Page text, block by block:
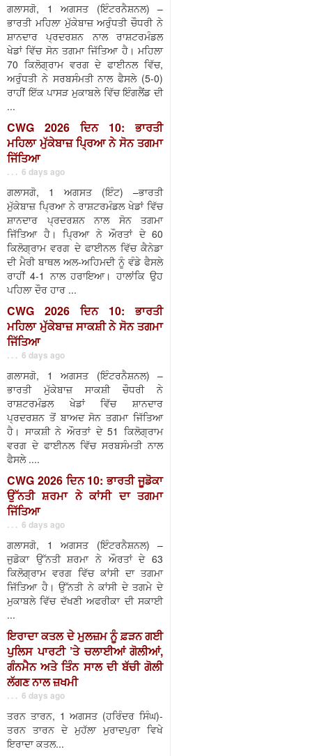
ਗਲਾਸਗੋ, 1 ਅਗਸਤ (ਇੰਟਰਨੈਸ਼ਨਲ) –
ਭਾਰਤੀ ਮਹਿਲਾ ਮੁੱਕੇਬਾਜ਼ ਅਰੁੰਧਤੀ ਚੌਧਰੀ ਨੇ
ਸ਼ਾਨਦਾਰ ਪ੍ਰਦਰਸ਼ਨ ਨਾਲ ਰਾਸ਼ਟਰਮੰਡਲ
ਖੇਡਾਂ ਵਿੱਚ ਸੋਨ ਤਗਮਾ ਜਿੱਤਿਆ ਹੈ। ਮਹਿਲਾ
70 ਕਿਲੋਗ੍ਰਾਮ ਵਰਗ ਦੇ ਫਾਈਨਲ ਵਿੱਚ,
ਅਰੁੰਧਤੀ ਨੇ ਸਰਬਸੰਮਤੀ ਨਾਲ ਫੈਸਲੇ (5-0)
ਰਾਹੀਂ ਇੱਕ ਪਾਸੜ ਮੁਕਾਬਲੇ ਵਿੱਚ ਇੰਗਲੈਂਡ ਦੀ
...
CWG 2026 ਦਿਨ 10: ਭਾਰਤੀ
ਮਹਿਲਾ ਮੁੱਕੇਬਾਜ਼ ਪ੍ਰਿਆ ਨੇ ਸੋਨ ਤਗਮਾ
ਜਿੱਤਿਆ
. . . 6 days ago
ਗਲਾਸਗੋ, 1 ਅਗਸਤ (ਇੰਟ) –ਭਾਰਤੀ
ਮੁੱਕੇਬਾਜ਼ ਪ੍ਰਿਆ ਨੇ ਰਾਸ਼ਟਰਮੰਡਲ ਖੇਡਾਂ ਵਿੱਚ
ਸ਼ਾਨਦਾਰ ਪ੍ਰਦਰਸ਼ਨ ਨਾਲ ਸੋਨ ਤਗਮਾ
ਜਿੱਤਿਆ ਹੈ। ਪ੍ਰਿਆ ਨੇ ਔਰਤਾਂ ਦੇ 60
ਕਿਲੋਗ੍ਰਾਮ ਵਰਗ ਦੇ ਫਾਈਨਲ ਵਿੱਚ ਕੈਨੇਡਾ
ਦੀ ਮੈਰੀ ਬਾਥਲ ਅਲ-ਅਹਿਮਦੀ ਨੂੰ ਵੰਡੇ ਫੈਸਲੇ
ਰਾਹੀਂ 4-1 ਨਾਲ ਹਰਾਇਆ। ਹਾਲਾਂਕਿ ਉਹ
ਪਹਿਲਾ ਦੌਰ ਹਾਰ ...
CWG 2026 ਦਿਨ 10: ਭਾਰਤੀ
ਮਹਿਲਾ ਮੁੱਕੇਬਾਜ਼ ਸਾਕਸ਼ੀ ਨੇ ਸੋਨ ਤਗਮਾ
ਜਿੱਤਿਆ
. . . 6 days ago
ਗਲਾਸਗੋ, 1 ਅਗਸਤ (ਇੰਟਰਨੈਸ਼ਨਲ) –
ਭਾਰਤੀ ਮੁੱਕੇਬਾਜ਼ ਸਾਕਸ਼ੀ ਚੌਧਰੀ ਨੇ
ਰਾਸ਼ਟਰਮੰਡਲ ਖੇਡਾਂ ਵਿੱਚ ਸ਼ਾਨਦਾਰ
ਪ੍ਰਦਰਸ਼ਨ ਤੋਂ ਬਾਅਦ ਸੋਨ ਤਗਮਾ ਜਿੱਤਿਆ
ਹੈ। ਸਾਕਸ਼ੀ ਨੇ ਔਰਤਾਂ ਦੇ 51 ਕਿਲੋਗ੍ਰਾਮ
ਵਰਗ ਦੇ ਫਾਈਨਲ ਵਿੱਚ ਸਰਬਸੰਮਤੀ ਨਾਲ
ਫੈਸਲੇ ....
CWG 2026 ਦਿਨ 10: ਭਾਰਤੀ ਜੂਡੋਕਾ
ਉੱਨਤੀ ਸ਼ਰਮਾ ਨੇ ਕਾਂਸੀ ਦਾ ਤਗਮਾ
ਜਿੱਤਿਆ
. . . 6 days ago
ਗਲਾਸਗੋ, 1 ਅਗਸਤ (ਇੰਟਰਨੈਸ਼ਨਲ) –
ਜੁਡੋਕਾ ਉੱਨਤੀ ਸ਼ਰਮਾ ਨੇ ਔਰਤਾਂ ਦੇ 63
ਕਿਲੋਗ੍ਰਾਮ ਵਰਗ ਵਿੱਚ ਕਾਂਸੀ ਦਾ ਤਗਮਾ
ਜਿੱਤਿਆ ਹੈ। ਉੱਨਤੀ ਨੇ ਕਾਂਸੀ ਦੇ ਤਗਮੇ ਦੇ
ਮੁਕਾਬਲੇ ਵਿੱਚ ਦੱਖਣੀ ਅਫਰੀਕਾ ਦੀ ਸਕਾਈ
...
ਇਰਾਦਾ ਕਤਲ ਦੇ ਮੁਲਜ਼ਮ ਨੂੰ ਫ਼ੜਨ ਗਈ
ਪੁਲਿਸ ਪਾਰਟੀ ’ਤੇ ਚਲਾਈਆਂ ਗੋਲੀਆਂ,
ਗੰਨਮੈਨ ਅਤੇ ਤਿੰਨ ਸਾਲ ਦੀ ਬੱਚੀ ਗੋਲੀ
ਲੱਗਣ ਨਾਲ ਜ਼ਖਮੀ
. . . 6 days ago
ਤਰਨ ਤਾਰਨ, 1 ਅਗਸਤ (ਹਰਿੰਦਰ ਸਿੰਘ)-
ਤਰਨ ਤਾਰਨ ਦੇ ਮੁਹੱਲਾ ਮੁਰਾਦਪੁਰਾ ਵਿਖੇ
ਇਰਾਦਾ ਕਤਲ...